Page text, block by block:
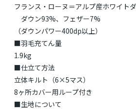
フランス・ローヌ＝アルプ産ホワイト
ダウン93%、フェザー7%
（ダウンパワー400dp以上）
■羽毛充てん量
1.9kg
■仕立て方法
立体キルト（6×5マス）
8ヶ所カバー用ループ付き
■生地について